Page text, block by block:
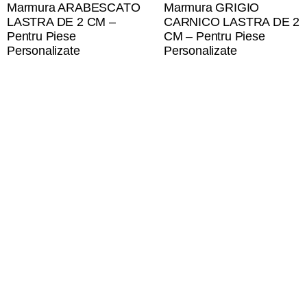
Marmura ARABESCATO
LASTRA DE 2 CM –
Pentru Piese
Personalizate
Marmura GRIGIO
CARNICO LASTRA DE 2
CM – Pentru Piese
Personalizate